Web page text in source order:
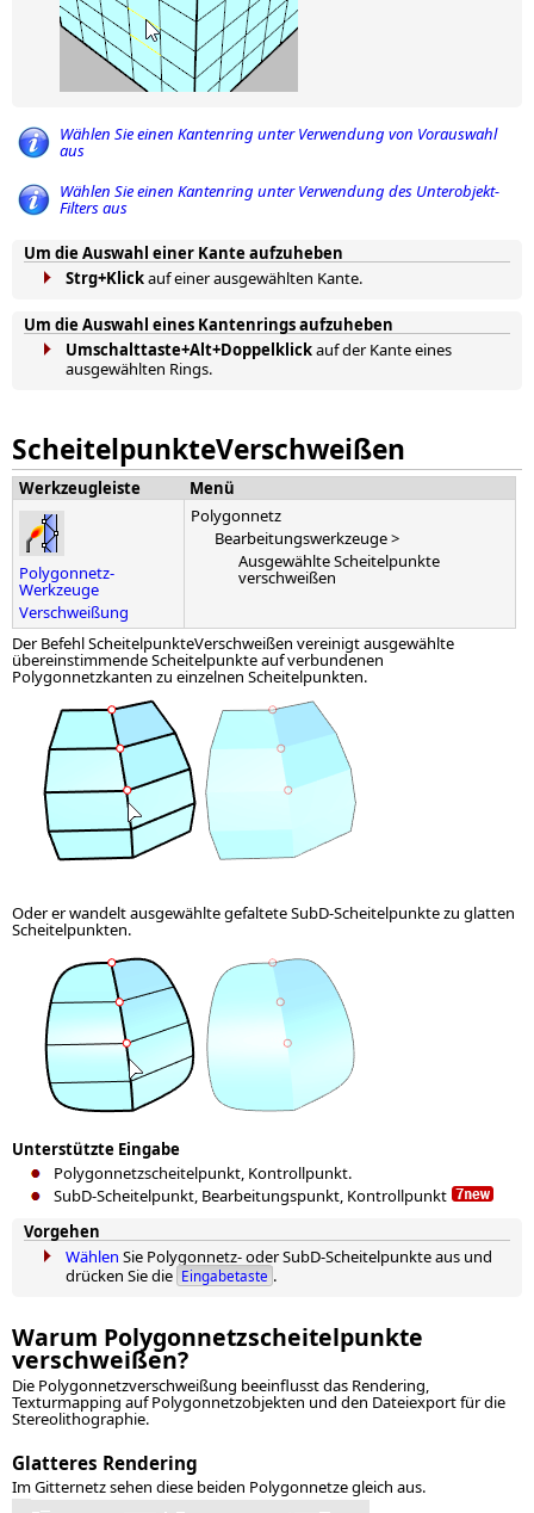
Wählen Sie einen Kantenring unter Verwendung von Vorauswahl
aus
Wählen Sie einen Kantenring unter Verwendung des Unterobjekt-
Filters aus
Um die Auswahl einer Kante aufzuheben
Strg+Klickauf einer ausgewählten Kante.
Um die Auswahl eines Kantenrings aufzuheben
Umschalttaste+Alt+Doppelklickauf der Kante eines
ausgewählten Rings.
ScheitelpunkteVerschweißen
Werkzeugleiste Menü
Polygonnetz-
Werkzeuge
Verschweißung
Polygonnetz
Bearbeitungswerkzeuge >
Ausgewählte Scheitelpunkte
verschweißen
Der Befehl ScheitelpunkteVerschweißen vereinigt ausgewählte
übereinstimmende Scheitelpunkte auf verbundenen
Polygonnetzkanten zu einzelnen Scheitelpunkten.
Oder er wandelt ausgewählte gefaltete SubD-Scheitelpunkte zu glatten
Scheitelpunkten.
Unterstützte Eingabe
Polygonnetzscheitelpunkt, Kontrollpunkt.
SubD-Scheitelpunkt, Bearbeitungspunkt, Kontrollpunkt
Vorgehen
Wählen Sie Polygonnetz- oder SubD-Scheitelpunkte aus und
drücken Sie die Eingabetaste .
Warum Polygonnetzscheitelpunkte
verschweißen?
Die Polygonnetzverschweißung beeinflusst das Rendering,
Texturmapping auf Polygonnetzobjekten und den Dateiexport für die
Stereolithographie.
Glatteres Rendering
Im Gitternetz sehen diese beiden Polygonnetze gleich aus.